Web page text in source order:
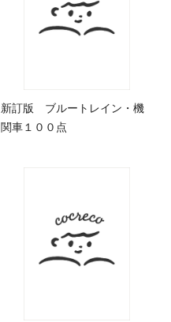
新訂版 ブルートレイン・機
関車１００点